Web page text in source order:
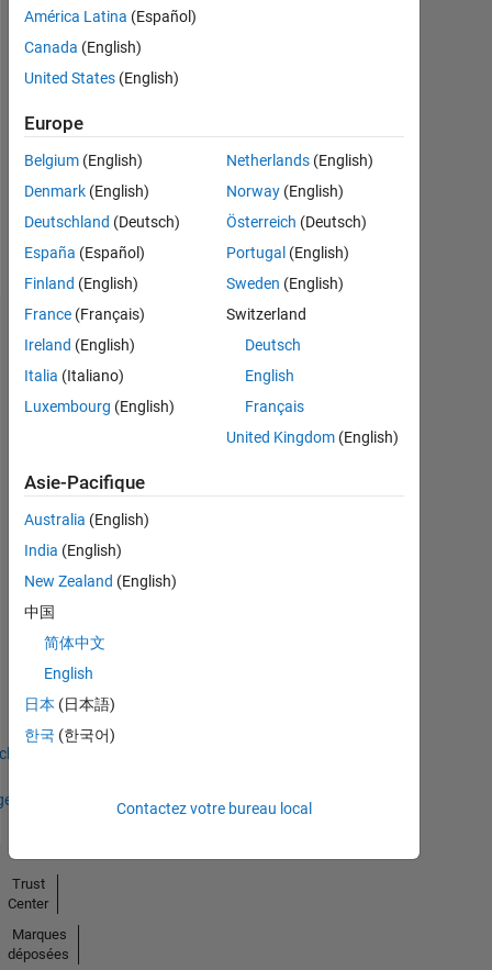
depuis
Followers:
Following:
No
Badges
Earned
América Latina (Español)
Canada (English)
United States (English)
Europe
Belgium (English)
Denmark (English)
Deutschland (Deutsch)
España (Español)
Finland (English)
France (Français)
Ireland (English)
Italia (Italiano)
Luxembourg (English)
Netherlands(English)
Norway(English)
Österreich (Deutsch)
Portugal (English)
Sweden (English)
Switzerland
Deutsch
English
Français
United Kingdom(English)
Asie-Pacifique
Australia (English)
India (English)
New Zealand (English)
中国
简体中文
English
日本 (日本語)
한국 (한국어)
Contactez votre bureau local
Trust
Center
Marques
déposées